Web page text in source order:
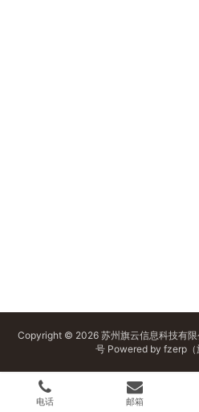
Copyright © 2026 苏州旗云信息科技有限
号 Powered by fzerp（
电话 邮箱